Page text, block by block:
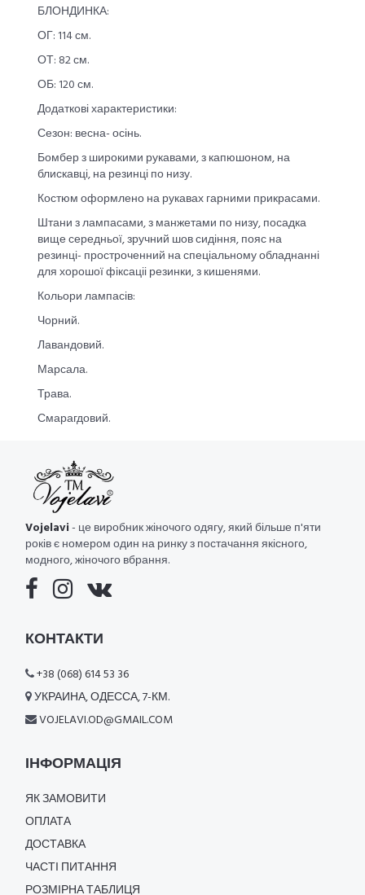
БЛОНДИНКА:
ОГ: 114 см.
ОТ: 82 см.
ОБ: 120 см.
Додаткові характеристики:
Сезон: весна- осінь.
Бомбер з широкими рукавами, з капюшоном, на
блискавці, на резинці по низу.
Костюм оформлено на рукавах гарними прикрасами.
Штани з лампасами, з манжетами по низу, посадка
вище середньої, зручний шов сидіння, пояс на
резинці- простроченний на спеціальному обладнанні
для хорошої фіксаціі резинки, з кишенями.
Кольори лампасів:
Чорний.
Лавандовий.
Марсала.
Трава.
Смарагдовий.
Vojelavi- це виробник жіночого одягу, який більше п'яти
років є номером один на ринку з постачання якісного,
модного, жіночого вбрання.
КОНТАКТИ
+38 (068) 614 53 36
УКРАИНА, ОДЕССА, 7-КМ.
VOJELAVI.OD@GMAIL.COM
ІНФОРМАЦІЯ
ЯК ЗАМОВИТИ
ОПЛАТА
ДОСТАВКА
ЧАСТІ ПИТАННЯ
РОЗМІРНА ТАБЛИЦЯ